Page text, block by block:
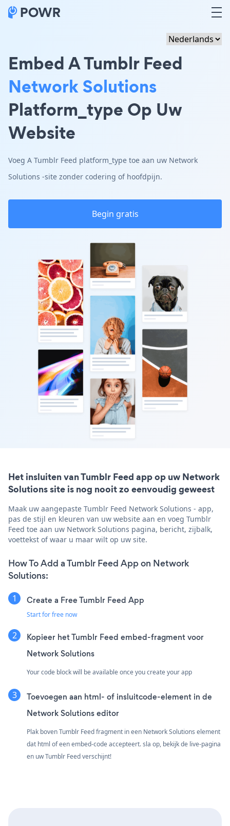
Embed A Tumblr Feed
Network Solutions
Platform_type Op Uw
Website
Voeg A Tumblr Feed platform_type toe aan uw Network
Solutions -site zonder codering of hoofdpijn.
Begin gratis
Het insluiten van Tumblr Feed app op uw Network
Solutions site is nog nooit zo eenvoudig geweest
Maak uw aangepaste Tumblr Feed Network Solutions - app,
pas de stijl en kleuren van uw website aan en voeg Tumblr
Feed toe aan uw Network Solutions pagina, bericht, zijbalk,
voettekst of waar u maar wilt op uw site.
How To Add a Tumblr Feed App on Network
Solutions:
Create a Free Tumblr Feed App
Start for free now
Kopieer het Tumblr Feed embed-fragment voor
Network Solutions
Your code block will be available once you create your app
Toevoegen aan html- of insluitcode-element in de
Network Solutions editor
Plak boven Tumblr Feed fragment in een Network Solutions element
dat html of een embed-code accepteert. sla op, bekijk de live-pagina
en uw Tumblr Feed verschijnt!